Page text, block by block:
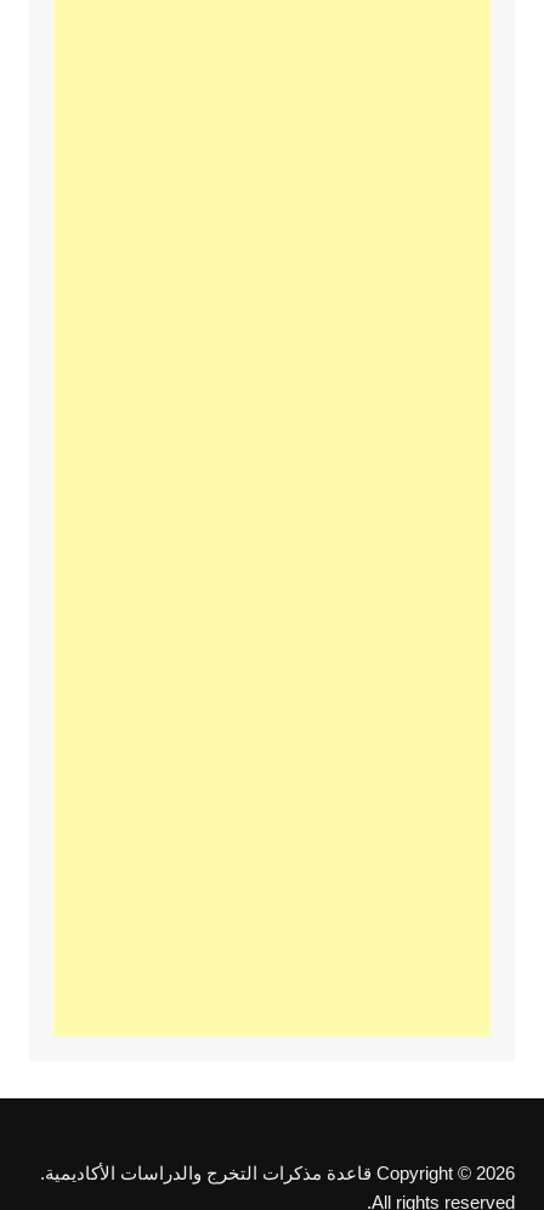
Copyright © 2026 قاعدة مذكرات التخرج والدراسات الأكاديمية.
All rights reserved.